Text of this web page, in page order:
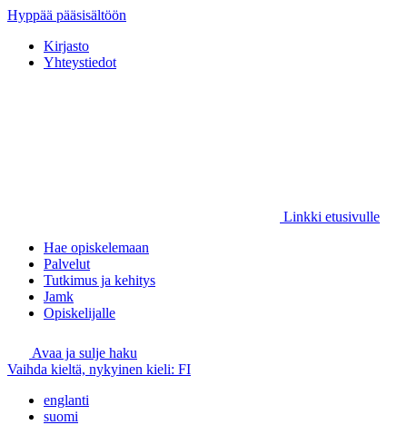
Hyppää pääsisältöön
Kirjasto
Yhteystiedot
Linkki etusivulle
Hae opiskelemaan
Palvelut
Tutkimus ja kehitys
Jamk
Opiskelijalle
Avaa ja sulje haku
Vaihda kieltä, nykyinen kieli: FI
englanti
suomi